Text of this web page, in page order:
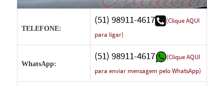
TELEFONE:
(51) 98911-4617
(Clique AQUI
para ligar)
WhatsApp:
(51) 98911-4617
(Clique AQUI
para enviar mensagem pelo WhatsApp)